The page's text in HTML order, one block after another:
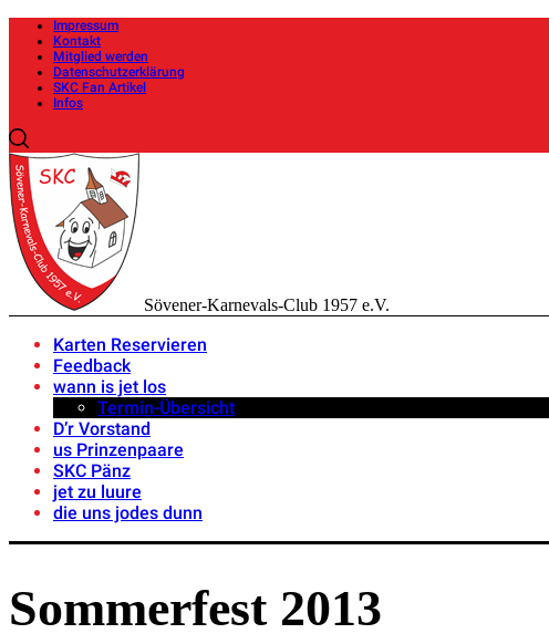
Impressum
Kontakt
Mitglied werden
Datenschutzerklärung
SKC Fan Artikel
Infos
Sövener-Karnevals-Club 1957 e.V.
Karten Reservieren
Feedback
wann is jet los
Termin-Übersicht
D’r Vorstand
us Prinzenpaare
SKC Pänz
jet zu luure
die uns jodes dunn
Sommerfest 2013